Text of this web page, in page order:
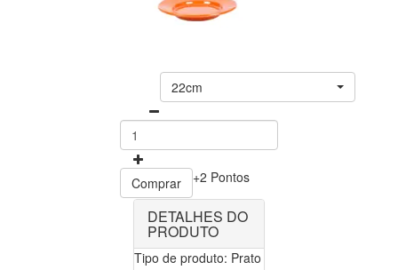
22cm
Comprar +2 Pontos
DETALHES DO
PRODUTO
Tipo de produto: Prato